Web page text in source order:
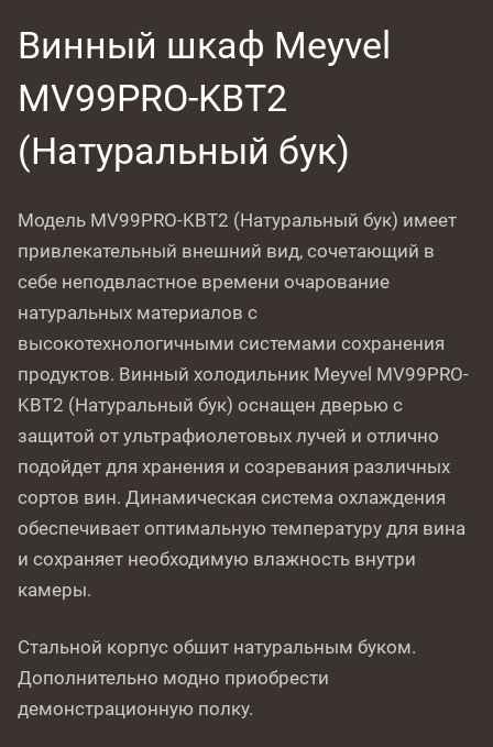
Винный шкаф Meyvel
MV99PRO-KBT2
(Натуральный бук)
Модель MV99PRO-KBT2 (Натуральный бук) имеет
привлекательный внешний вид, сочетающий в
себе неподвластное времени очарование
натуральных материалов с
высокотехнологичными системами сохранения
продуктов. Винный холодильник Meyvel MV99PRO-
KBT2 (Натуральный бук) оснащен дверью с
защитой от ультрафиолетовых лучей и отлично
подойдет для хранения и созревания различных
сортов вин. Динамическая система охлаждения
обеспечивает оптимальную температуру для вина
и сохраняет необходимую влажность внутри
камеры.
Стальной корпус обшит натуральным буком.
Дополнительно модно приобрести
демонстрационную полку.